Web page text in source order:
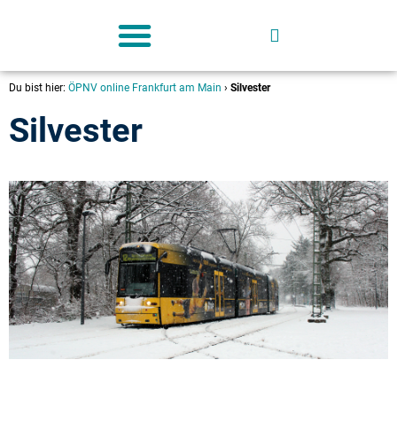
Du bist hier: ÖPNV online Frankfurt am Main › Silvester
Silvester